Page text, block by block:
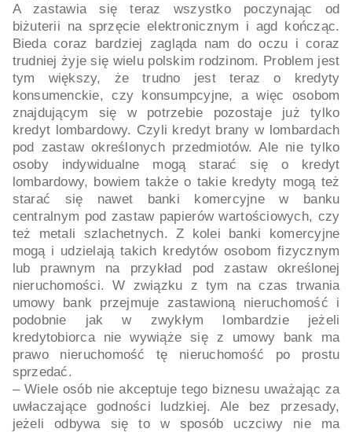
A zastawia się teraz wszystko poczynając od
biżuterii na sprzęcie elektronicznym i agd kończąc.
Bieda coraz bardziej zagląda nam do oczu i coraz
trudniej żyje się wielu polskim rodzinom. Problem jest
tym większy, że trudno jest teraz o kredyty
konsumenckie, czy konsumpcyjne, a więc osobom
znajdującym się w potrzebie pozostaje już tylko
kredyt lombardowy. Czyli kredyt brany w lombardach
pod zastaw określonych przedmiotów. Ale nie tylko
osoby indywidualne mogą starać się o kredyt
lombardowy, bowiem także o takie kredyty mogą też
starać się nawet banki komercyjne w banku
centralnym pod zastaw papierów wartościowych, czy
też metali szlachetnych. Z kolei banki komercyjne
mogą i udzielają takich kredytów osobom fizycznym
lub prawnym na przykład pod zastaw określonej
nieruchomości. W związku z tym na czas trwania
umowy bank przejmuje zastawioną nieruchomość i
podobnie jak w zwykłym lombardzie jeżeli
kredytobiorca nie wywiąże się z umowy bank ma
prawo nieruchomość tę nieruchomość po prostu
sprzedać.
– Wiele osób nie akceptuje tego biznesu uważając za
uwłaczające godności ludzkiej. Ale bez przesady,
jeżeli odbywa się to w sposób uczciwy nie ma